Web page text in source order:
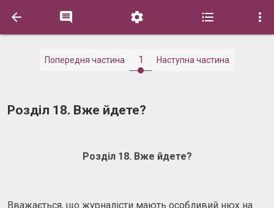
    
Попередня частина 1 Наступна частина
Розділ 18. Вже йдете?
Розділ 18. Вже йдете?
Вважається, що журналісти мають особливий нюх на